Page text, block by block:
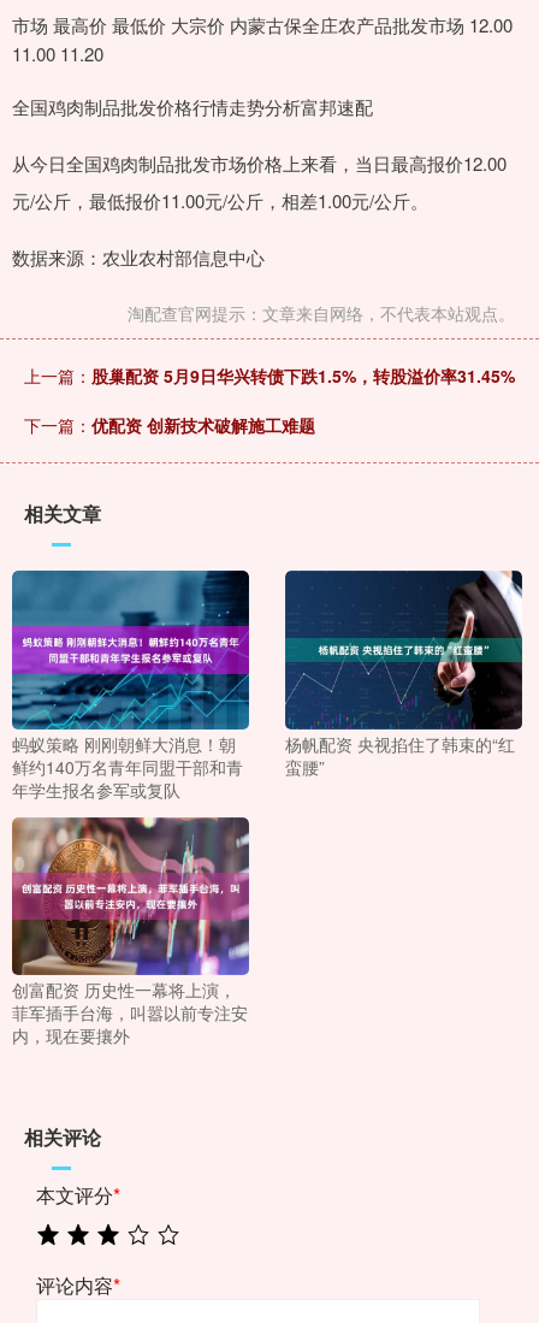
市场 最高价 最低价 大宗价 内蒙古保全庄农产品批发市场 12.00
11.00 11.20
全国鸡肉制品批发价格行情走势分析富邦速配
从今日全国鸡肉制品批发市场价格上来看，当日最高报价12.00
元/公斤，最低报价11.00元/公斤，相差1.00元/公斤。
数据来源：农业农村部信息中心
淘配查官网提示：文章来自网络，不代表本站观点。
上一篇： 股巢配资 5月9日华兴转债下跌1.5%，转股溢价率31.45%
下一篇： 优配资 创新技术破解施工难题
相关文章
蚂蚁策略 刚刚朝鲜大消息！朝
鲜约140万名青年同盟干部和青
年学生报名参军或复队
杨帆配资 央视掐住了韩束的“红
蛮腰”
创富配资 历史性一幕将上演，
菲军插手台海，叫嚣以前专注安
内，现在要攘外
相关评论
本文评分*
评论内容*